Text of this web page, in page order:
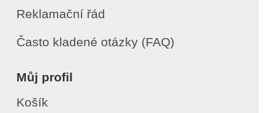
Reklamační řád
Často kladené otázky (FAQ)
Můj profil
Košík